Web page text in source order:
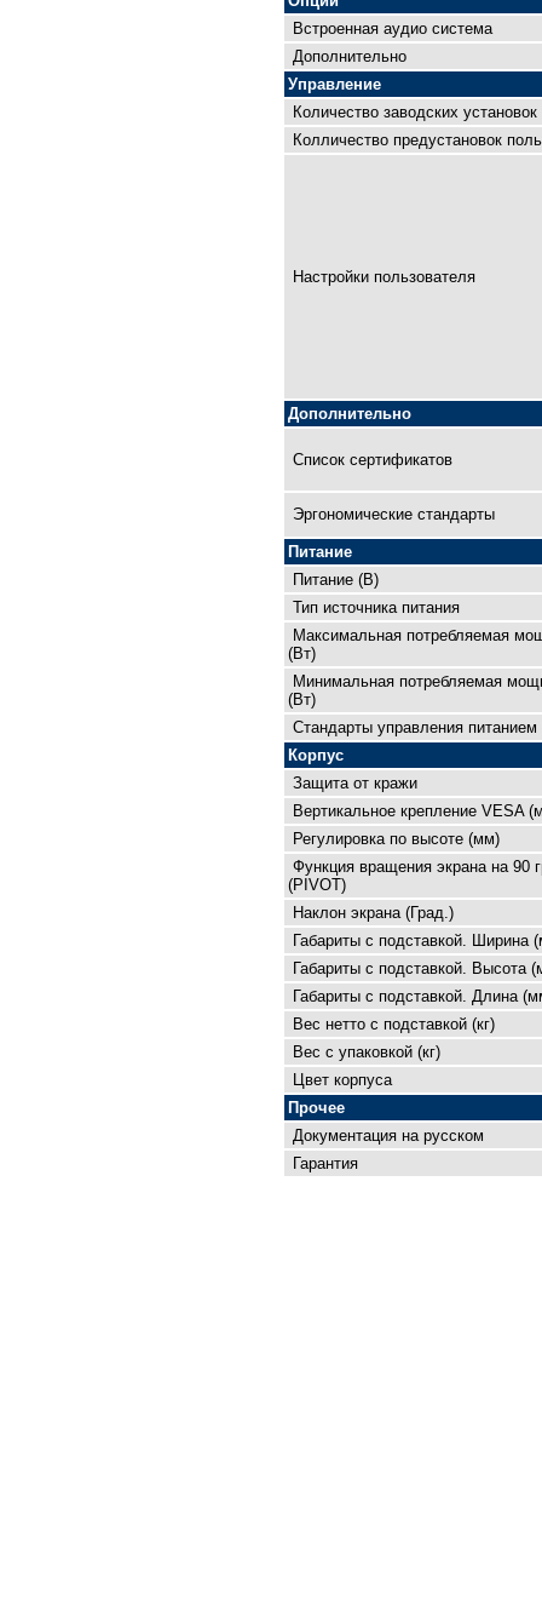
Встроенная аудио система
Дополнительно
Управление
Количество заводских установок
Колличество предустановок
Настройки пользователя
Дополнительно
Список сертификатов
Эргономические стандарты
Питание
Питание (В)
Тип источника питания
Максимальная потребляемая
(Вт)
Минимальная потребляемая
(Вт)
Cтандарты управления питанием
Корпус
Защита от кражи
Вертикальное крепление VESA
Регулировка по высоте (мм)
Функция вращения экрана на 90
(PIVOT)
Наклон экрана (Град.)
Габариты с подставкой. Ширина
Габариты с подставкой. Высота
Габариты с подставкой. Длина
Вес нетто с подставкой (кг)
Вес с упаковкой (кг)
Цвет корпуса
Прочее
Документация на русском
Гарантия